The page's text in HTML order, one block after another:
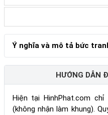
Ý nghĩa và mô tả bức
HƯỚNG DẪN
Hiện tại HinhPhat.com
(không nhận làm khung).